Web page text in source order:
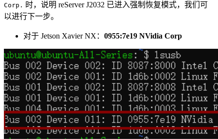
Corp. 时，说明 reServer J2032 已进入强制恢复模式，我们可
以进行下一步。
对于 Jetson Xavier NX： 0955:7e19 NVidia Corp